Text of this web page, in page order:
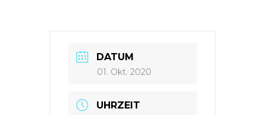
DATUM
01. Okt. 2020
UHRZEIT